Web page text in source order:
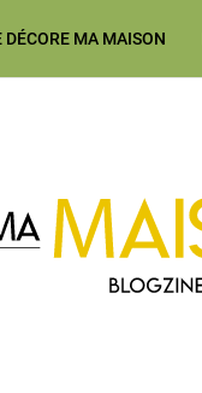
DÉCORE MA MAISON